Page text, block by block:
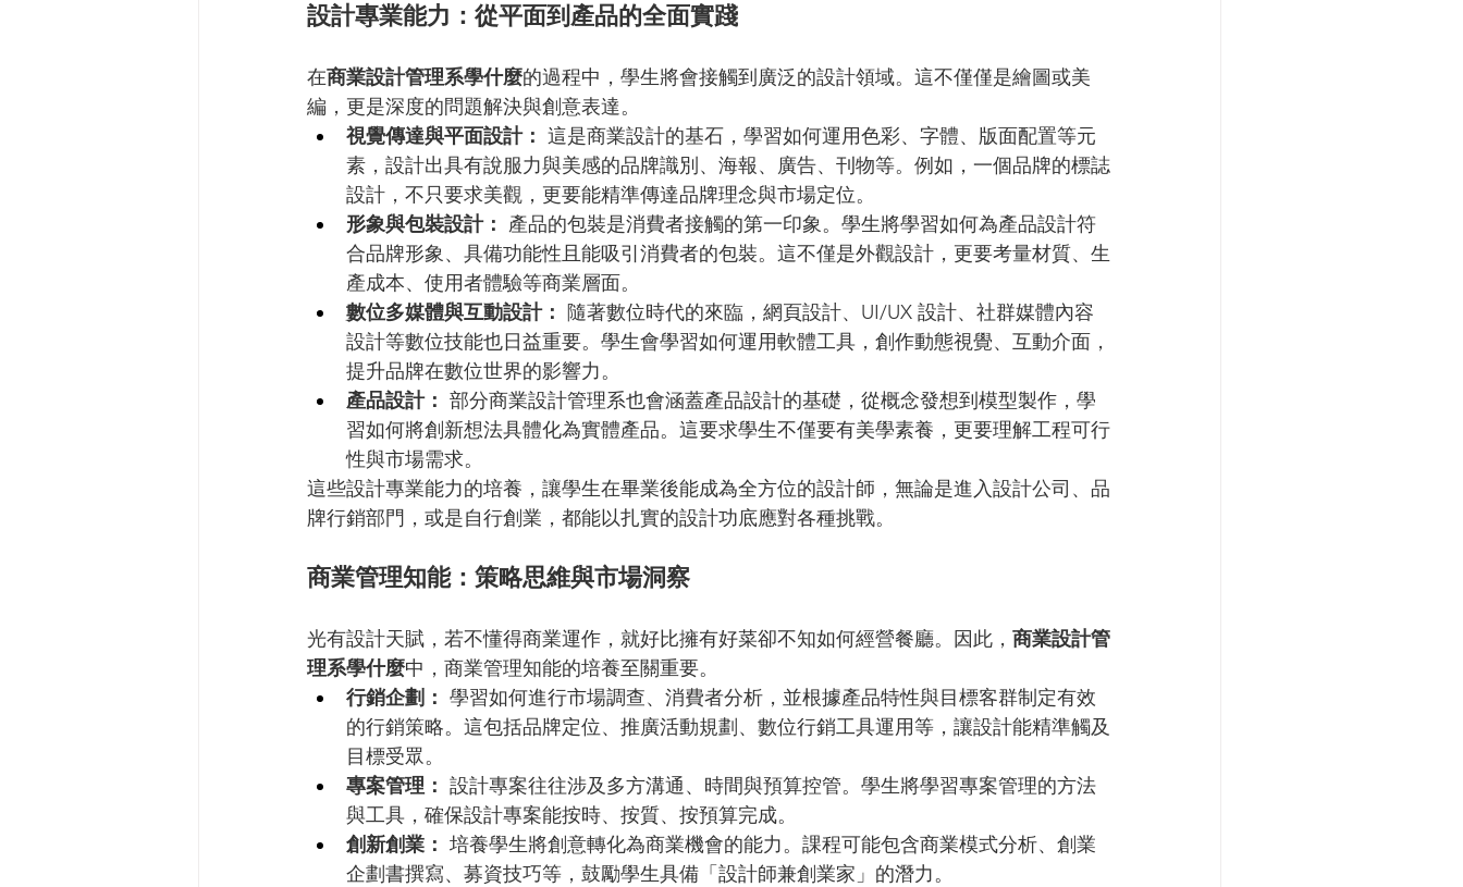
設計專業能力：從平面到產品的全面實踐
在商業設計管理系學什麼的過程中，學生將會接觸到廣泛的設計領域。這不僅僅是繪圖或美
編，更是深度的問題解決與創意表達。
視覺傳達與平面設計： 這是商業設計的基石，學習如何運用色彩、字體、版面配置等元
素，設計出具有說服力與美感的品牌識別、海報、廣告、刊物等。例如，一個品牌的標誌
設計，不只要求美觀，更要能精準傳達品牌理念與市場定位。
形象與包裝設計： 產品的包裝是消費者接觸的第一印象。學生將學習如何為產品設計符
合品牌形象、具備功能性且能吸引消費者的包裝。這不僅是外觀設計，更要考量材質、生
產成本、使用者體驗等商業層面。
數位多媒體與互動設計：
隨著數位時代的來臨，網頁設計、UI/UX 設計、社群媒體內容
設計等數位技能也日益重要。學生會學習如何運用軟體工具，創作動態視覺、互動介面，
提升品牌在數位世界的影響力。
產品設計： 部分商業設計管理系也會涵蓋產品設計的基礎，從概念發想到模型製作，學
習如何將創新想法具體化為實體產品。這要求學生不僅要有美學素養，更要理解工程可行
性與市場需求。
這些設計專業能力的培養，讓學生在畢業後能成為全方位的設計師，無論是進入設計公司、品
牌行銷部門，或是自行創業，都能以扎實的設計功底應對各種挑戰。
商業管理知能：策略思維與市場洞察
光有設計天賦，若不懂得商業運作，就好比擁有好菜卻不知如何經營餐廳。因此， 商業設計管
理系學什麼中，商業管理知能的培養至關重要。
行銷企劃： 學習如何進行市場調查、消費者分析，並根據產品特性與目標客群制定有效
的行銷策略。這包括品牌定位、推廣活動規劃、數位行銷工具運用等，讓設計能精準觸及
目標受眾。
專案管理： 設計專案往往涉及多方溝通、時間與預算控管。學生將學習專案管理的方法
與工具，確保設計專案能按時、按質、按預算完成。
創新創業： 培養學生將創意轉化為商業機會的能力。課程可能包含商業模式分析、創業
企劃書撰寫、募資技巧等，鼓勵學生具備「設計師兼創業家」的潛力。